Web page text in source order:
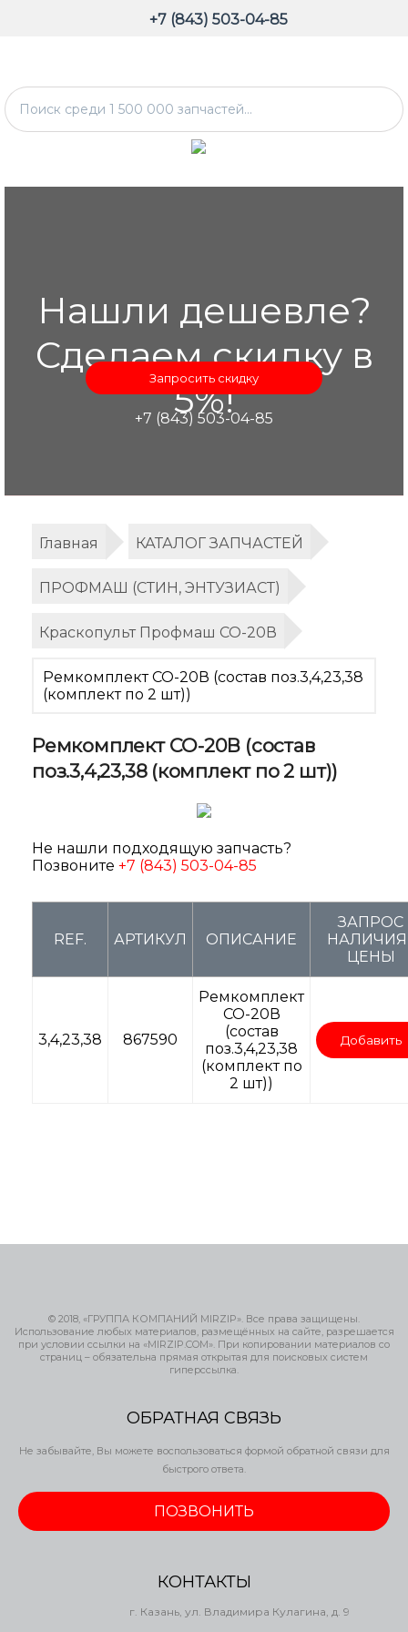
+7 (843) 503-04-85
Нашли дешевле?
Сделаем скидку в
5%!
Запросить скидку
+7 (843) 503-04-85
Главная КАТАЛОГ ЗАПЧАСТЕЙ
ПРОФМАШ (СТИН, ЭНТУЗИАСТ)
Краскопульт Профмаш СО-20В
Ремкомплект СО-20В (состав поз.3,4,23,38
(комплект по 2 шт))
Ремкомплект СО-20В (состав
поз.3,4,23,38 (комплект по 2 шт))
Не нашли подходящую запчасть?
Позвоните +7 (843) 503-04-85
REF. АРТИКУЛ ОПИСАНИЕ
ЗАПРОС
НАЛИЧИЯ
ЦЕНЫ
3,4,23,38 867590
Ремкомплект
СО-20В
(состав
поз.3,4,23,38
(комплект по
2 шт))
Добавить
© 2018, «ГРУППА КОМПАНИЙ MIRZIP». Все права защищены.
Использование любых материалов, размещённых на сайте, разрешается
при условии ссылки на «MIRZIP.COM». При копировании материалов со
страниц – обязательна прямая открытая для поисковых систем
гиперссылка.
ОБРАТНАЯ СВЯЗЬ
Не забывайте, Вы можете воспользоваться формой обратной связи для
быстрого ответа.
ПОЗВОНИТЬ
КОНТАКТЫ
г. Казань, ул. Владимира Кулагина, д. 9